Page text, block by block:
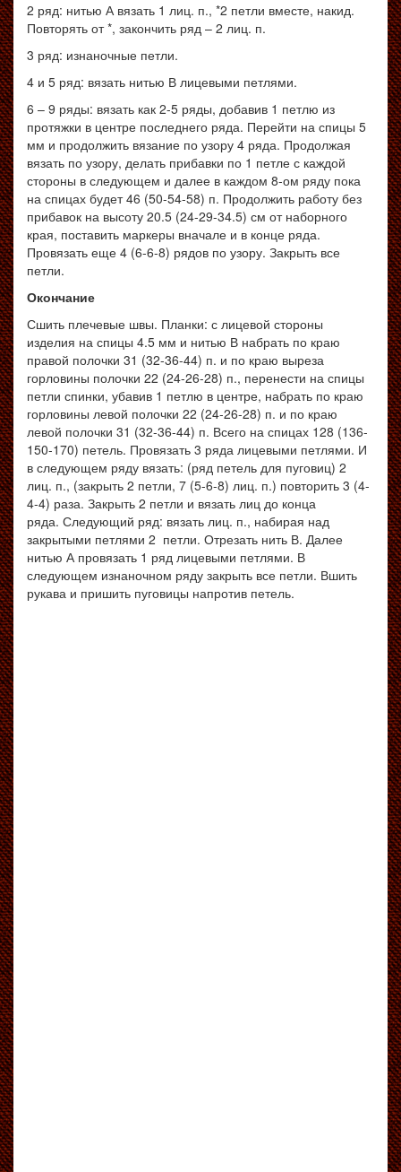
2 ряд: нитью А вязать 1 лиц. п., *2 петли вместе, накид.
Повторять от *, закончить ряд – 2 лиц. п.
3 ряд: изнаночные петли.
4 и 5 ряд: вязать нитью В лицевыми петлями.
6 – 9 ряды: вязать как 2-5 ряды, добавив 1 петлю из
протяжки в центре последнего ряда. Перейти на спицы 5
мм и продолжить вязание по узору 4 ряда. Продолжая
вязать по узору, делать прибавки по 1 петле с каждой
стороны в следующем и далее в каждом 8-ом ряду пока
на спицах будет 46 (50-54-58) п. Продолжить работу без
прибавок на высоту 20.5 (24-29-34.5) см от наборного
края, поставить маркеры вначале и в конце ряда.
Провязать еще 4 (6-6-8) рядов по узору. Закрыть все
петли.
Окончание
Сшить плечевые швы. Планки: с лицевой стороны
изделия на спицы 4.5 мм и нитью В набрать по краю
правой полочки 31 (32-36-44) п. и по краю выреза
горловины полочки 22 (24-26-28) п., перенести на спицы
петли спинки, убавив 1 петлю в центре, набрать по краю
горловины левой полочки 22 (24-26-28) п. и по краю
левой полочки 31 (32-36-44) п. Всего на спицах 128 (136-
150-170) петель. Провязать 3 ряда лицевыми петлями. И
в следующем ряду вязать: (ряд петель для пуговиц) 2
лиц. п., (закрыть 2 петли, 7 (5-6-8) лиц. п.) повторить 3 (4-
4-4) раза. Закрыть 2 петли и вязать лиц до конца
ряда. Следующий ряд: вязать лиц. п., набирая над
закрытыми петлями 2 петли. Отрезать нить В. Далее
нитью А провязать 1 ряд лицевыми петлями. В
следующем изнаночном ряду закрыть все петли. Вшить
рукава и пришить пуговицы напротив петель.